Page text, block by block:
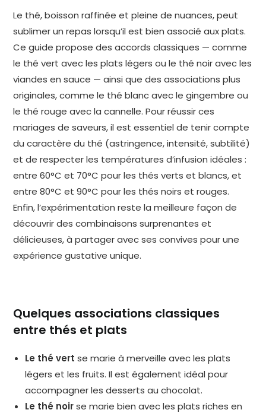
Le thé, boisson raffinée et pleine de nuances, peut
sublimer un repas lorsqu’il est bien associé aux plats.
Ce guide propose des accords classiques — comme
le thé vert avec les plats légers ou le thé noir avec les
viandes en sauce — ainsi que des associations plus
originales, comme le thé blanc avec le gingembre ou
le thé rouge avec la cannelle. Pour réussir ces
mariages de saveurs, il est essentiel de tenir compte
du caractère du thé (astringence, intensité, subtilité)
et de respecter les températures d’infusion idéales :
entre 60°C et 70°C pour les thés verts et blancs, et
entre 80°C et 90°C pour les thés noirs et rouges.
Enfin, l’expérimentation reste la meilleure façon de
découvrir des combinaisons surprenantes et
délicieuses, à partager avec ses convives pour une
expérience gustative unique.
Quelques associations classiques
entre thés et plats
Le thé vert se marie à merveille avec les plats
légers et les fruits. Il est également idéal pour
accompagner les desserts au chocolat.
Le thé noirse marie bien avec les plats riches en